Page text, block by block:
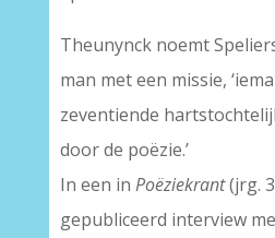
Theunynck noemt
man met een missie,
zeventiende
door de poëzie.’
In een in Poëziekrant(jrg.
gepubliceerd interview